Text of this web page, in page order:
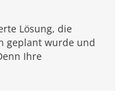
Lösung, die
geplant wurde und
Ihre